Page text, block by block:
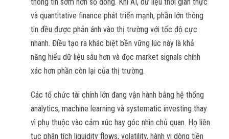
và quantitative finance phát triển mạnh, phần lớn thông
tin đều được phản ánh vào thị trường với tốc độ cực
nhanh. Điều tạo ra khác biệt bền vững lúc này là khả
năng hiểu dữ liệu sâu hơn và đọc market signals chính
xác hơn phần còn lại của thị trường.
Các tổ chức tài chính lớn đang vận hành bằng hệ thống
analytics, machine learning và systematic investing thay
vì phụ thuộc vào cảm xúc hay góc nhìn chủ quan. Họ liên
tục phân tích liquidity flows, volatility, hành vi dòng tiền